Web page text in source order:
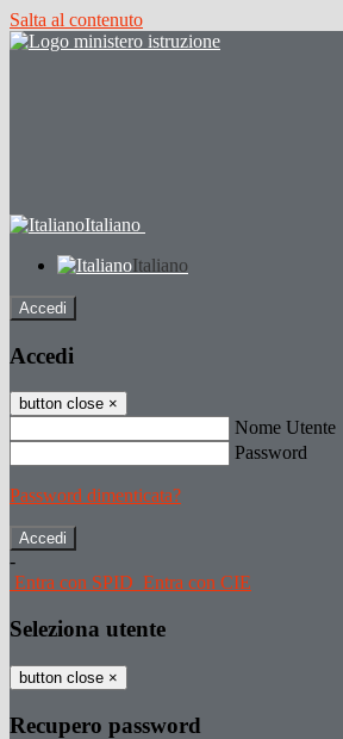
Salta al contenuto
Italiano
Italiano
Accedi
Accedi
button close ×
Nome Utente
Password
Password dimenticata?
-
Entra con SPID Entra con CIE
Seleziona utente
button close ×
Recupero password